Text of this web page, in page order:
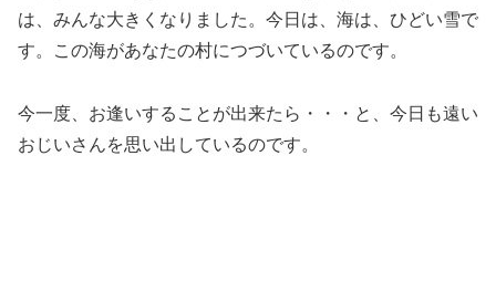
は、みんな大きくなりました。今日は、海は、ひどい雪で
す。この海があなたの村につづいているのです。
今一度、お逢いすることが出来たら・・・と、今日も遠い
おじいさんを思い出しているのです。